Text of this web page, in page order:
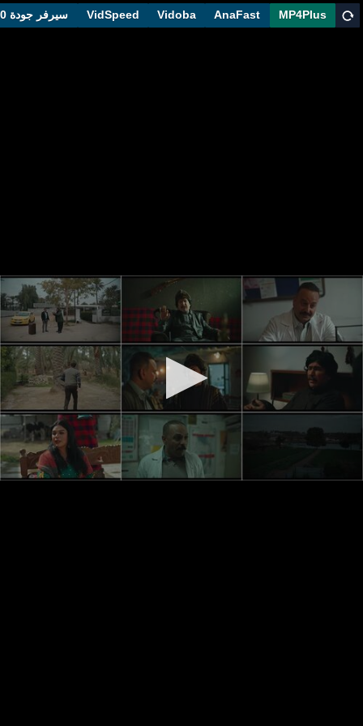
MP4Plus
AnaFast
Vidoba
VidSpeed سيرفر جودة 1080